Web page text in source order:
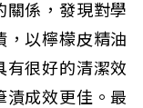
關係，發現對學
，以檸檬皮精油
有很好的清潔效
漬成效更佳。最